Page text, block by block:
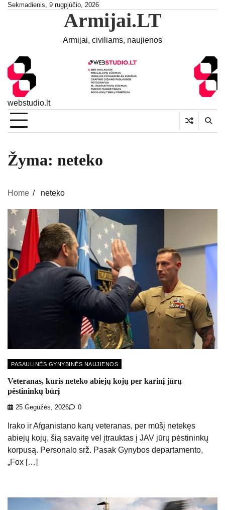
SkipSekmadienis, 9 rugpjūčio, 2026
Armijai.LT
Armijai, civiliams, naujienos
webstudio.lt
Žyma: neteko
Home neteko
PASAULINĖS GYNYBINĖS NAUJIENOS
Veteranas, kuris neteko abiejų kojų per karinį jūrų
pėstininkų būrį
25 Gegužės, 2026 0
Irako ir Afganistano karų veteranas, per mūšį netekęs
abiejų kojų, šią savaitę vėl įtrauktas į JAV jūrų pėstininkų
korpusą. Personalo srž. Pasak Gynybos departamento,
„Fox […]